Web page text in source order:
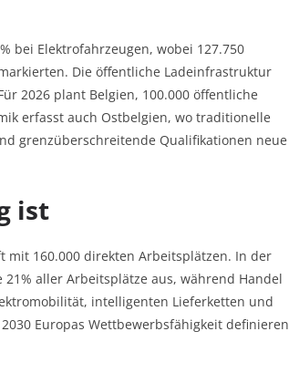
bei Elektrofahrzeugen, wobei 127.750
Die öffentliche Ladeinfrastruktur
2026 plant Belgien, 100.000 öffentliche
erfasst auch Ostbelgien, wo traditionelle
grenzüberschreitende Qualifikationen neue
ist
mit 160.000 direkten Arbeitsplätzen. In der
aller Arbeitsplätze aus, während Handel
intelligenten Lieferketten und
Europas Wettbewerbsfähigkeit definieren